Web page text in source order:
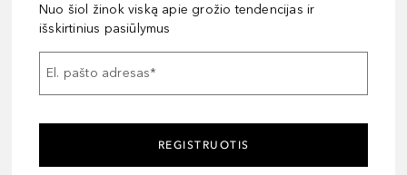
Nuo šiol žinok viską apie grožio tendencijas ir
išskirtinius pasiūlymus
El. pašto adresas*
REGISTRUOTIS